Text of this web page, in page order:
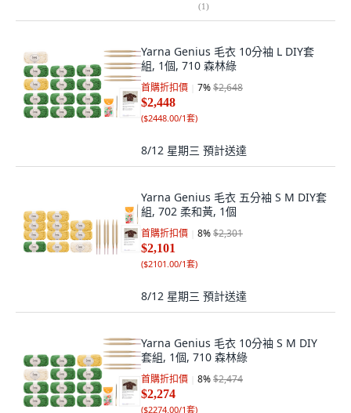
(1)
Yarna Genius 毛衣 10分袖 L DIY套
組, 1個, 710 森林綠
首購折扣價 7%$2,648
$2,448
($2448.00/1套)
8/12 星期三 預計送達
Yarna Genius 毛衣 五分袖 S M DIY套
組, 702 柔和黃, 1個
首購折扣價 8%$2,301
$2,101
($2101.00/1套)
8/12 星期三 預計送達
Yarna Genius 毛衣 10分袖 S M DIY
套組, 1個, 710 森林綠
首購折扣價 8%$2,474
$2,274
($2274.00/1套)